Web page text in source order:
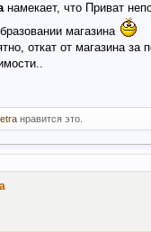
намекает, что Приват
магазина
откат от магазина за
нравится это.